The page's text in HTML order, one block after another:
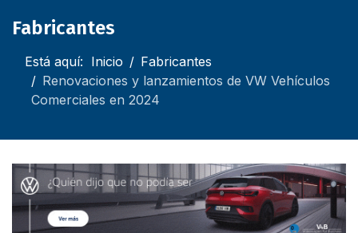
Fabricantes
Está aquí: Inicio
Fabricantes
Renovaciones y lanzamientos de VW Vehículos
Comerciales en 2024